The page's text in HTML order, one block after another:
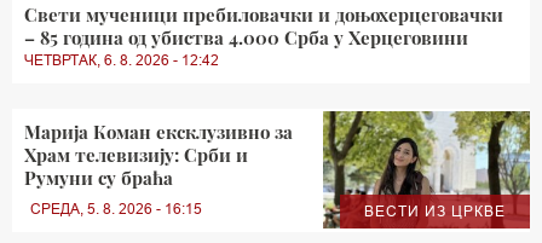
Свети мученици пребиловачки и доњохерцеговачки
– 85 година од убиства 4.000 Срба у Херцеговини
ЧЕТВРТАК, 6. 8. 2026 - 12:42
ВЕСТИ ИЗ ЦРКВЕ
Марија Коман ексклузивно за
Храм телевизију: Срби и
Румуни су браћа
СРЕДА, 5. 8. 2026 - 16:15